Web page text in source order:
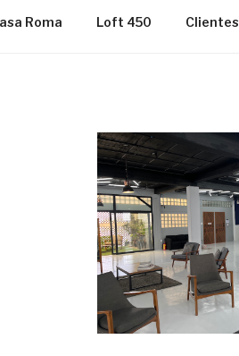
Roma Loft 450 Clientes